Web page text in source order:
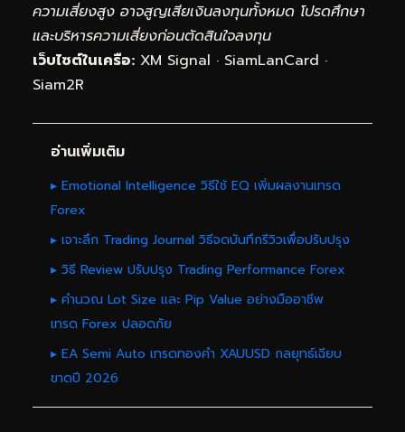
ความเสี่ยงสูง อาจสูญเสียเงินลงทุนทั้งหมด โปรดศึกษา
และบริหารความเสี่ยงก่อนตัดสินใจลงทุน
เว็บไซต์ในเครือ: XM Signal · SiamLanCard ·
Siam2R
อ่านเพิ่มเติม
▸ Emotional Intelligence วิธีใช้ EQ เพิ่มผลงานเทรด
Forex
▸ เจาะลึก Trading Journal วิธีจดบันทึกรีวิวเพื่อปรับปรุง
▸ วิธี Review ปรับปรุง Trading Performance Forex
▸ คำนวณ Lot Size และ Pip Value อย่างมืออาชีพ
เทรด Forex ปลอดภัย
▸ EA Semi Auto เทรดทองคำ XAUUSD กลยุทธ์เฉียบ
ขาดปี 2026